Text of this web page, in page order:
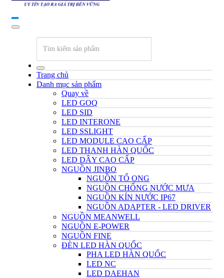
Trang chủ
Danh mục sản phẩm
Quay về
LED GOQ
LED SID
LED INTERONE
LED SSLIGHT
LED MODULE CAO CẤP
LED THANH HÀN QUỐC
LED DÂY CAO CẤP
NGUỒN JINBO
NGUỒN TỔ ONG
NGUỒN CHỐNG NƯỚC MƯA
NGUỒN KÍN NƯỚC IP67
NGUỒN ADAPTER - LED DRIVER
NGUỒN MEANWELL
NGUỒN E-POWER
NGUỒN FINE
ĐÈN LED HÀN QUỐC
PHA LED HÀN QUỐC
LED NC
LED DAEHAN